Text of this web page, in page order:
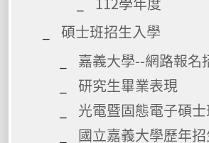
碩士班招生入學
嘉義大學--網路報名
研究生畢業表現
光電暨固態電子碩
國立嘉義大學歷年